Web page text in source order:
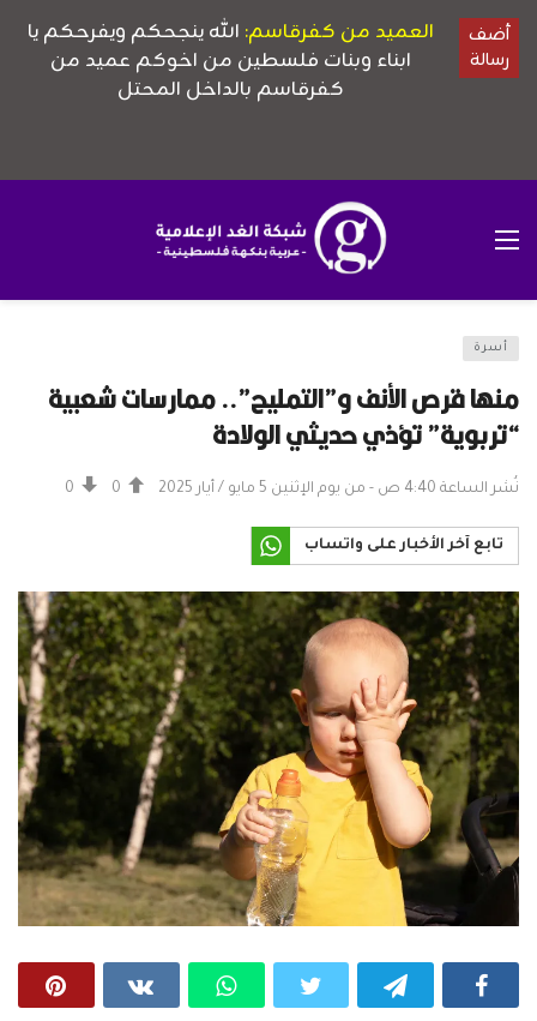
أسرة
منها قرص الأنف و”التمليح”.. ممارسات شعبية
“تربوية” تؤذي حديثي الولادة
نُشر الساعة 4:40 ص - من يوم الإثنين 5 مايو / أيار 2025 0
0
تابع آخر الأخبار على واتساب